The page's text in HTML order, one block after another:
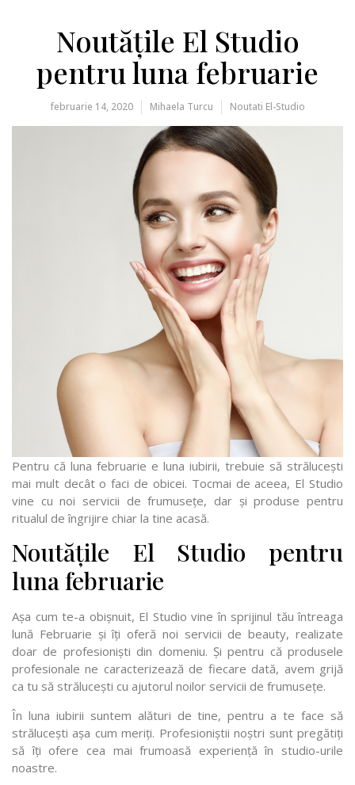
Noutățile El Studio
pentru luna februarie
februarie 14, 2020 Mihaela Turcu Noutati El-Studio
Pentru că luna februarie e luna iubirii, trebuie să strălucești
mai mult decât o faci de obicei. Tocmai de aceea, El Studio
vine cu noi servicii de frumusețe, dar și produse pentru
ritualul de îngrijire chiar la tine acasă.
Noutățile El Studio pentru
luna februarie
Așa cum te-a obișnuit, El Studio vine în sprijinul tău întreaga
lună Februarie și îți oferă noi servicii de beauty, realizate
doar de profesioniști din domeniu. Și pentru că produsele
profesionale ne caracterizează de fiecare dată, avem grijă
ca tu să strălucești cu ajutorul noilor servicii de frumusețe.
În luna iubirii suntem alături de tine, pentru a te face să
strălucești așa cum meriți. Profesioniștii noștri sunt pregătiți
să îți ofere cea mai frumoasă experiență în studio-urile
noastre.